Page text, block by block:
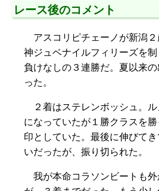
レース後のコメント
アスコリピチェーノが新潟
神ジュベナイルフィリーズを
負けなしの３連勝だ。夏以来
った。
２着はステレンボッシュ。
になっていたが１勝クラスを
印としていた。最後に伸びて
いだったが、振り切られた。
我が本命コラソンビートも